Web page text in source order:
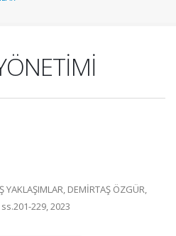
YAKLAŞIMLAR, DEMİRTAŞ ÖZGÜR,
229, 2023